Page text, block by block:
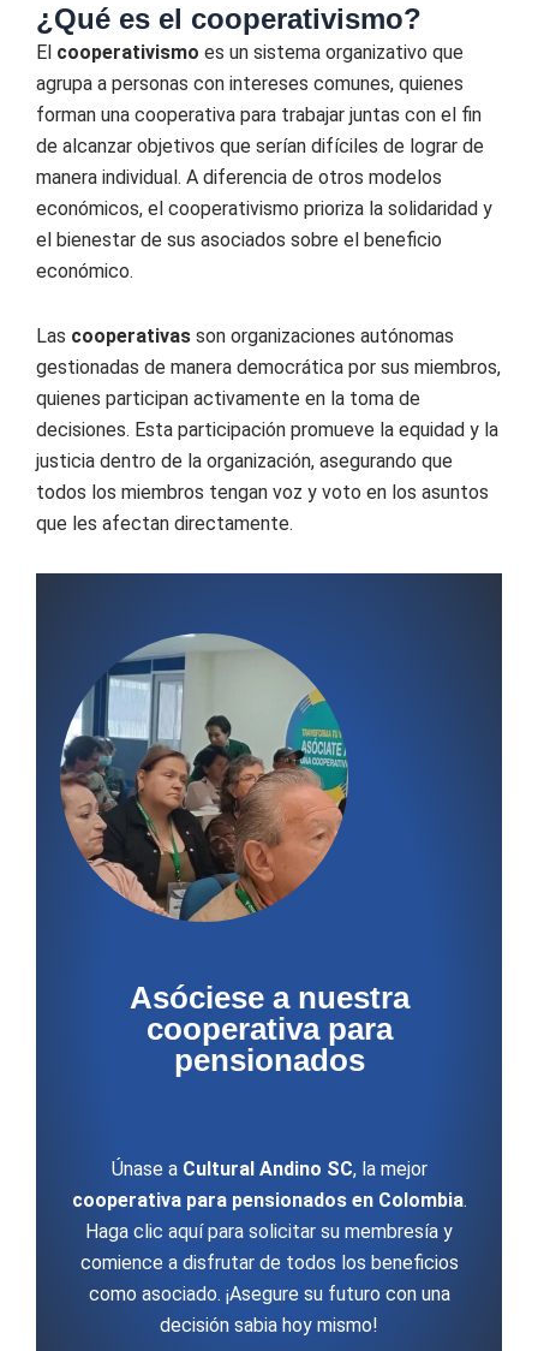
¿Qué es el cooperativismo?
El cooperativismo es un sistema organizativo que
agrupa a personas con intereses comunes, quienes
forman una cooperativa para trabajar juntas con el fin
de alcanzar objetivos que serían difíciles de lograr de
manera individual. A diferencia de otros modelos
económicos, el cooperativismo prioriza la solidaridad y
el bienestar de sus asociados sobre el beneficio
económico.
Las cooperativas son organizaciones autónomas
gestionadas de manera democrática por sus miembros,
quienes participan activamente en la toma de
decisiones. Esta participación promueve la equidad y la
justicia dentro de la organización, asegurando que
todos los miembros tengan voz y voto en los asuntos
que les afectan directamente.
Asóciese a nuestra
cooperativa para
pensionados
Únase a Cultural Andino SC, la mejor
cooperativa para pensionados en Colombia.
Haga clic aquí para solicitar su membresía y
comience a disfrutar de todos los beneficios
como asociado. ¡Asegure su futuro con una
decisión sabia hoy mismo!